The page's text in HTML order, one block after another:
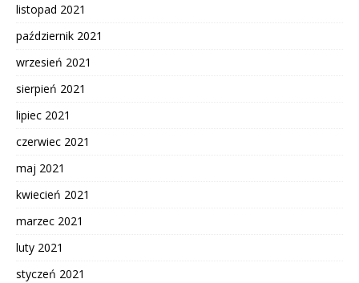
listopad 2021
październik 2021
wrzesień 2021
sierpień 2021
lipiec 2021
czerwiec 2021
maj 2021
kwiecień 2021
marzec 2021
luty 2021
styczeń 2021